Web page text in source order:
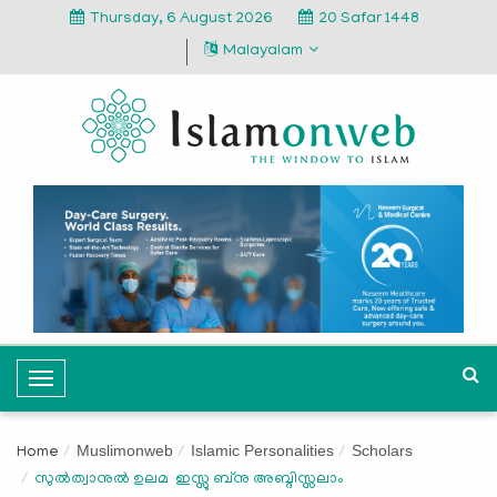
Thursday, 6 August 2026
20 Safar 1448
Malayalam
T
o
g
l
Home Muslimonweb Islamic Personalities Scholars
സുൽത്വാനുൽ ഉലമ ഇസ്സു ബ്നു അബ്ദിസ്സലാം